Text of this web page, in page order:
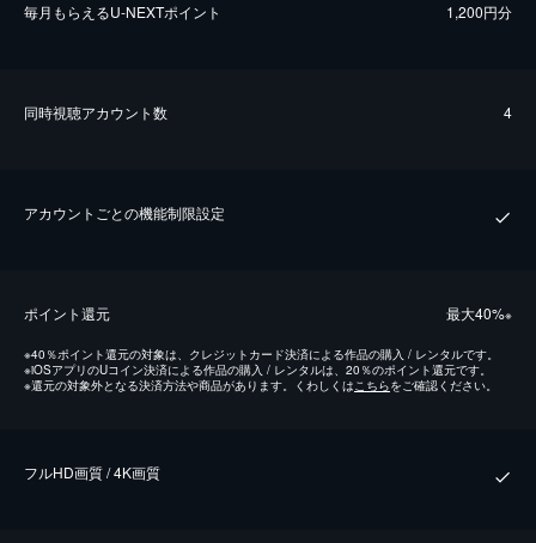
毎⽉もらえるU-NEXTポイント 1,200円分
同時視聴アカウント数 4
アカウントごとの機能制限設定
ポイント還元 最⼤40%※
※40％ポイント還元の対象は、クレジットカード決済による作品の購入 / レンタルです。
※iOSアプリのUコイン決済による作品の購入 / レンタルは、20％のポイント還元です。
※還元の対象外となる決済方法や商品があります。くわしくはこちらをご確認ください。
フルHD画質 / 4K画質